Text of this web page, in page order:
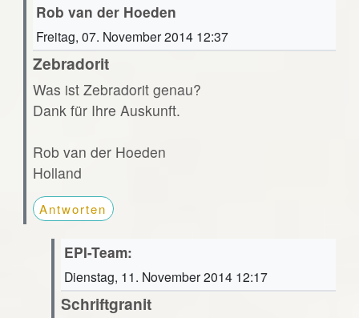
Rob van der Hoeden
Freitag, 07. November 2014 12:37
Zebradorit
Was ist Zebradorit genau?
Dank für Ihre Auskunft.
Rob van der Hoeden
Holland
Antworten
EPI-Team:
Dienstag, 11. November 2014 12:17
Schriftgranit